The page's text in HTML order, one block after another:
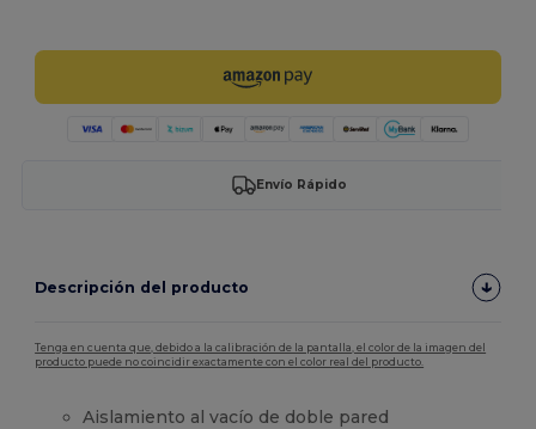
Envío Rápido
Descripción del producto
Tenga en cuenta que, debido a la calibración de la pantalla, el color de la imagen del
producto puede no coincidir exactamente con el color real del producto.
Aislamiento al vacío de doble pared